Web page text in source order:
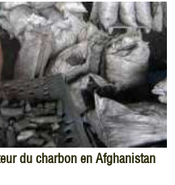
du charbon en Afghanistan